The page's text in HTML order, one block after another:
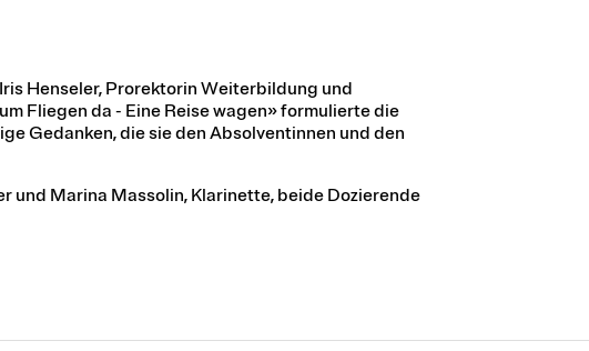
Henseler, Prorektorin Weiterbildung und
Fliegen da - Eine Reise wagen» formulierte die
Gedanken, die sie den Absolventinnen und den
und Marina Massolin, Klarinette, beide Dozierende